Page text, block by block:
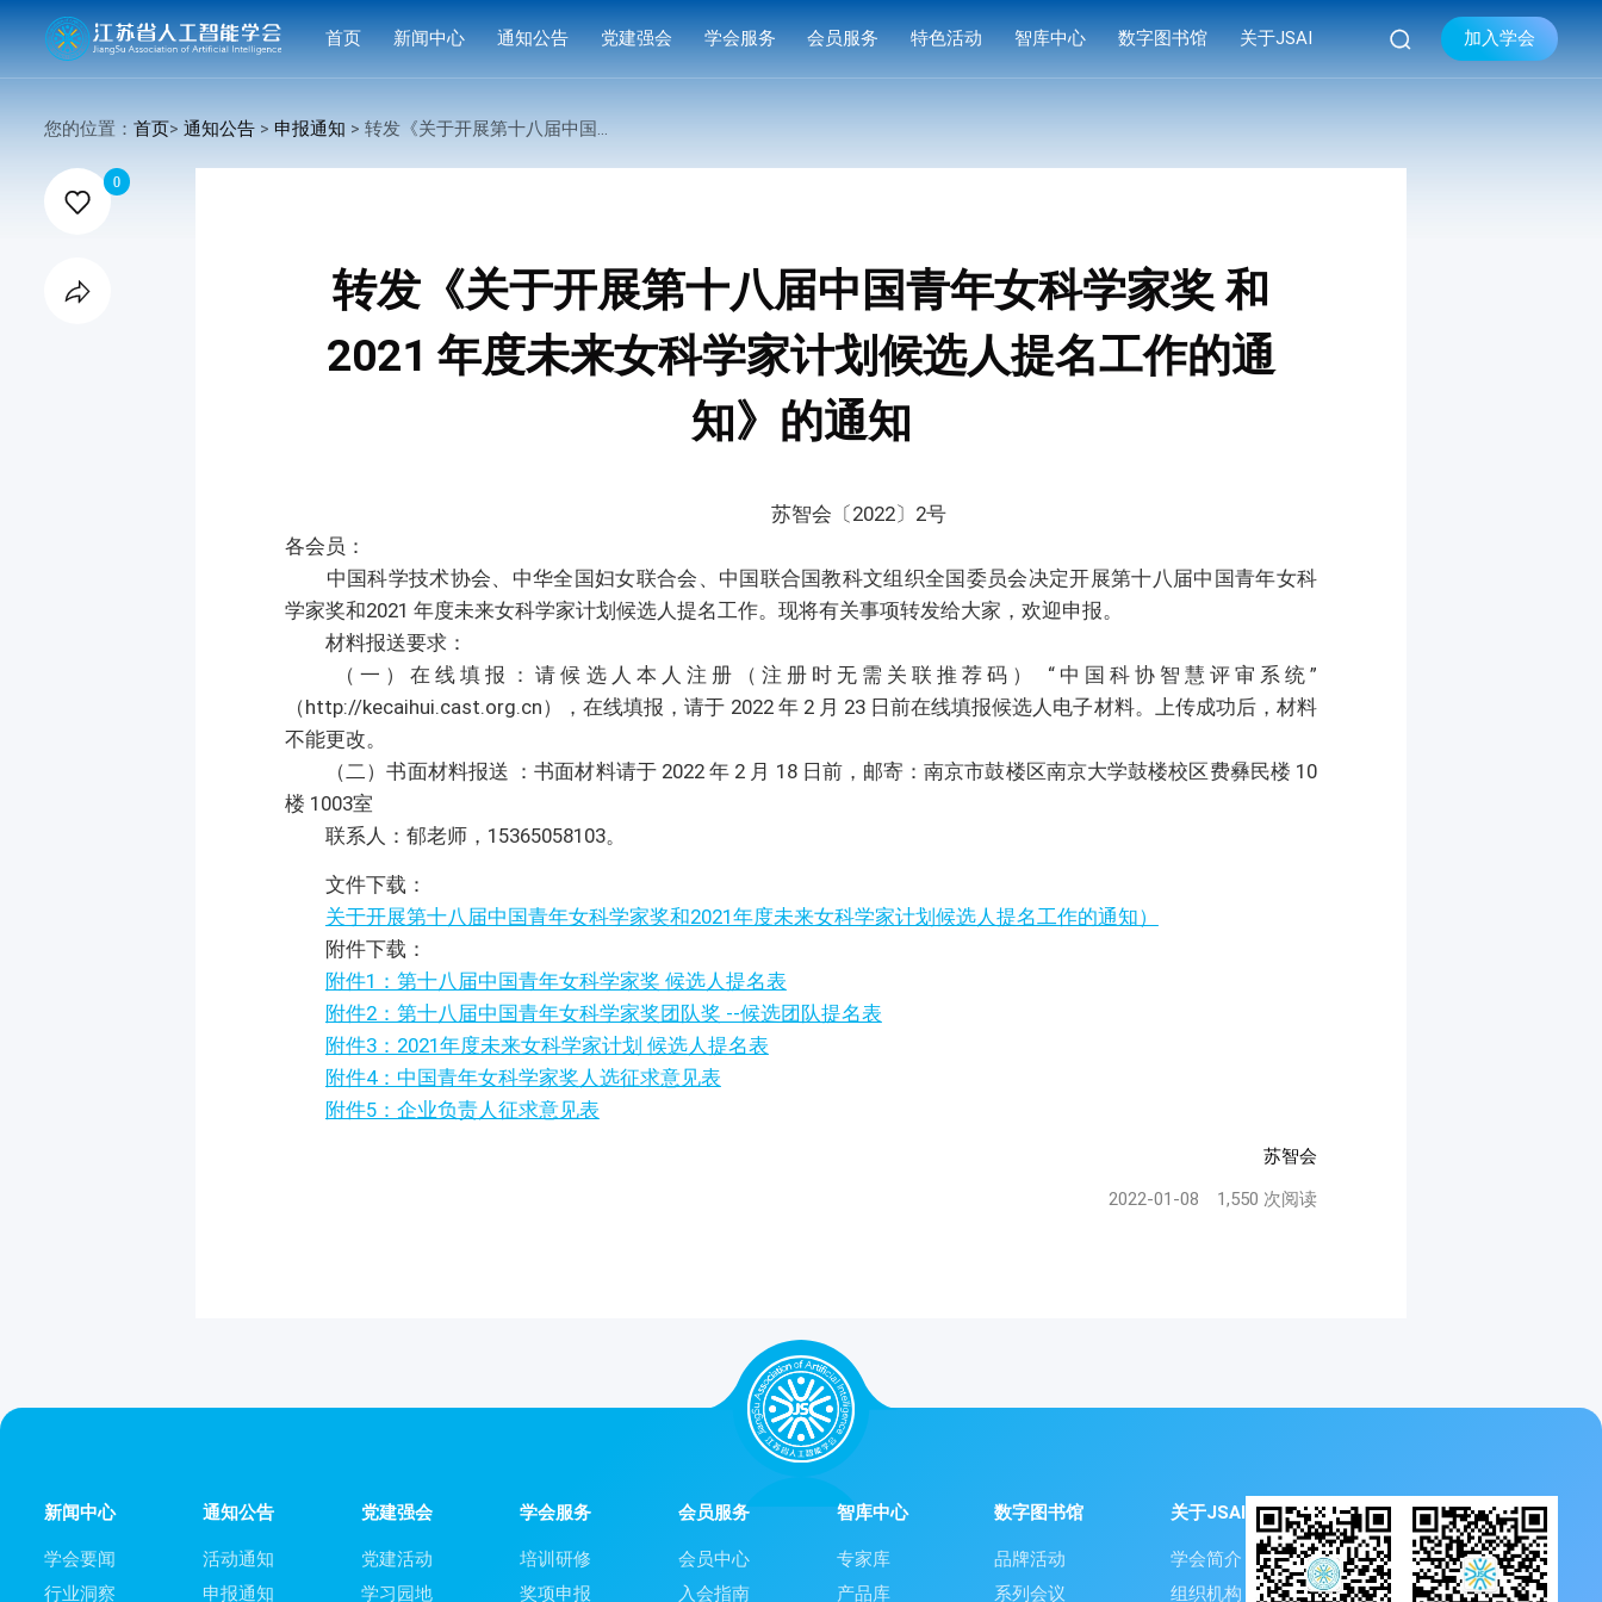
首页 新闻中心
赛事活动
科技服务
科普培训
通知公告 党建强会 学会服务
标准编制
供需对接
会员服务
会费标准
会员风采
会员单位
特色活动 智库中心 数字图书馆 关于JSAI
学会章程
联系我们
 加入学会
您的位置：首页>通知公告 >申报通知 > 转发《关于开展第十八届中国青年女科学家奖 和 2021 年度未来女科学家计划候选人提名工作的通知》的通知

0

转发《关于开展第十八届中国青年女科学家奖 和
2021 年度未来女科学家计划候选人提名工作的通
知》的通知
苏智会〔2022〕2号
各会员：
中国科学技术协会、中华全国妇女联合会、中国联合国教科文组织全国委员会决定开展第十八届中国青年女科
学家奖和2021 年度未来女科学家计划候选人提名工作。现将有关事项转发给大家，欢迎申报。
材料报送要求：
（一）在线填报：请候选人本人注册（注册时无需关联推荐码） “中国科协智慧评审系统”
（http://kecaihui.cast.org.cn），在线填报，请于 2022 年 2 月 23 日前在线填报候选人电子材料。上传成功后，材料
不能更改。
（二）书面材料报送 ：书面材料请于 2022 年 2 月 18 日前，邮寄：南京市鼓楼区南京大学鼓楼校区费彝民楼 10
楼 1003室
联系人：郁老师，15365058103。
文件下载：
关于开展第十八届中国青年女科学家奖和2021年度未来女科学家计划候选人提名工作的通知）
附件下载：
附件1：第十八届中国青年女科学家奖 候选人提名表
附件2：第十八届中国青年女科学家奖团队奖 --候选团队提名表
附件3：2021年度未来女科学家计划 候选人提名表
附件4：中国青年女科学家奖人选征求意见表
附件5：企业负责人征求意见表
苏智会
2022-01-08
1,550 次阅读
新闻中心
学会要闻
行业洞察
通知公告
活动通知
申报通知
党建强会
党建活动
学习园地
学会服务
培训研修
奖项申报
会员服务
会员中心
入会指南
智库中心
专家库
产品库
数字图书馆
品牌活动
系列会议
关于JSAI
学会简介
组织机构